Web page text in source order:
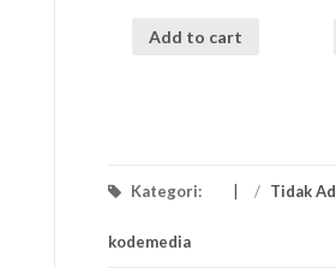
Add to cart
Kategori: / Tidak
kodemedia